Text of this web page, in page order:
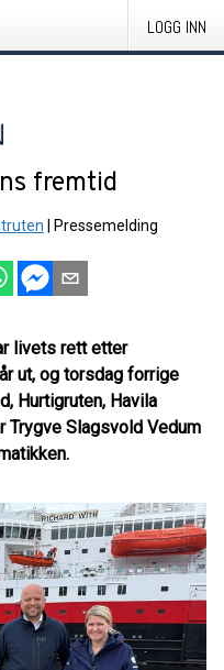
LOGG INN
fremtid
Pressemelding
livets rett etter
ut, og torsdag forrige
Hurtigruten, Havila
Trygve Slagsvold Vedum